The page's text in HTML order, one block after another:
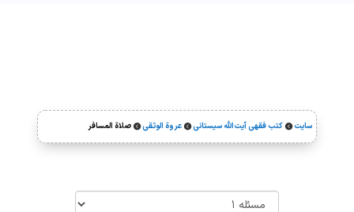
سایت  کتب فقهی آیت‌الله سیستانی  عروة الوثقی  صلاة المسافر